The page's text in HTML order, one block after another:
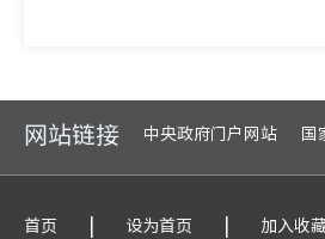
网站链接 中央政府门户网站 国
首页 | 设为首页 | 加入收